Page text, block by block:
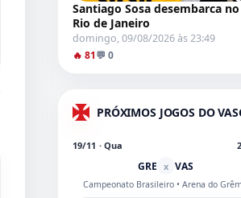
Santiago Sosa desembarca no
Rio de Janeiro
domingo, 09/08/2026 às 23:49
🔥 81💬 0
PRÓXIMOS JOGOS DO
19/11 · Qua
GRE x VAS
Campeonato Brasileiro • Arena do